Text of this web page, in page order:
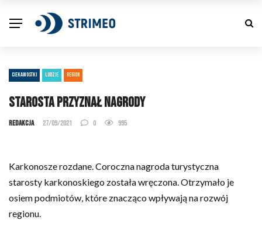
CIEKAWOSTKI LUDZIE REGION
Starosta przyznał nagrody
Redakcja 27/09/2021 0 995
Karkonosze rozdane. Coroczna nagroda turystyczna
starosty karkonoskiego została wręczona. Otrzymało je
osiem podmiotów, które znacząco wpływają na rozwój
regionu.